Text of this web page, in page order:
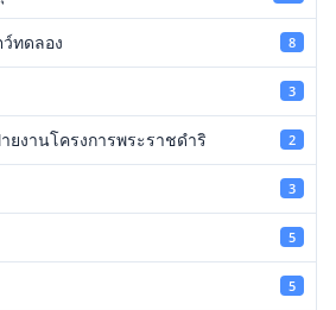
ทดลอง 8
3
ยงานโครงการพระราชดำริ 2
3
5
5